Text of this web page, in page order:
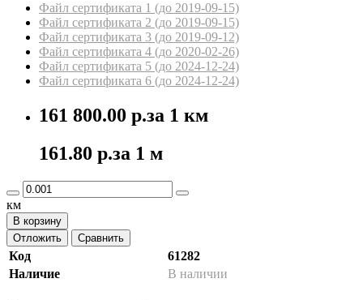
Файл сертификата 1 (до 2019-09-15)
Файл сертификата 2 (до 2019-09-15)
Файл сертификата 3 (до 2019-09-12)
Файл сертификата 4 (до 2020-02-26)
Файл сертификата 5 (до 2024-12-24)
Файл сертификата 6 (до 2024-12-24)
161 800.00 р.за 1 км
161.80 р.за 1 м
км
В корзину
Отложить
Сравнить
Код
61282
Наличие
В наличии